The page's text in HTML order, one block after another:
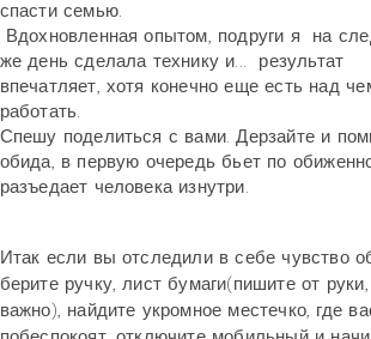
спасти семью.
Вдохновленная опытом, подруги я на
же день сделала технику и... результат
впечатляет, хотя конечно еще есть над
работать.
Спешу поделиться с вами. Дерзайте и
обида, в первую очередь бьет по
разъедает человека изнутри.
Итак если вы отследили в себе чувство
берите ручку, лист бумаги(пишите от
важно), найдите укромное местечко, где